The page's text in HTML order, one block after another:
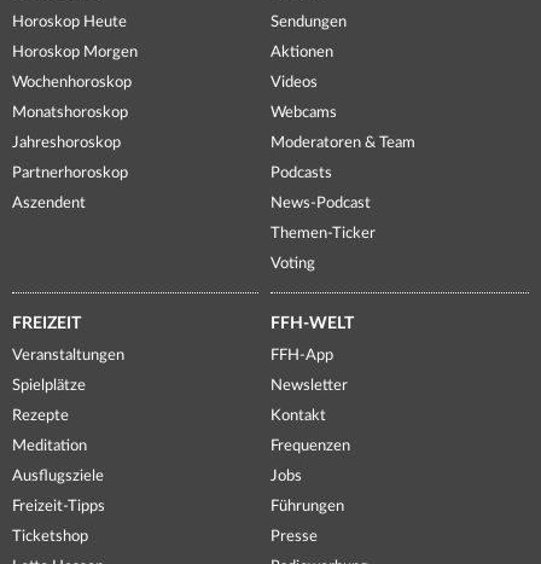
Horoskop Heute
Horoskop Morgen
Wochenhoroskop
Monatshoroskop
Jahreshoroskop
Partnerhoroskop
Aszendent
Sendungen
Aktionen
Videos
Webcams
Moderatoren & Team
Podcasts
News-Podcast
Themen-Ticker
Voting
FREIZEIT
Veranstaltungen
Spielplätze
Rezepte
Meditation
Ausflugsziele
Freizeit-Tipps
Ticketshop
FFH-WELT
FFH-App
Newsletter
Kontakt
Frequenzen
Jobs
Führungen
Presse